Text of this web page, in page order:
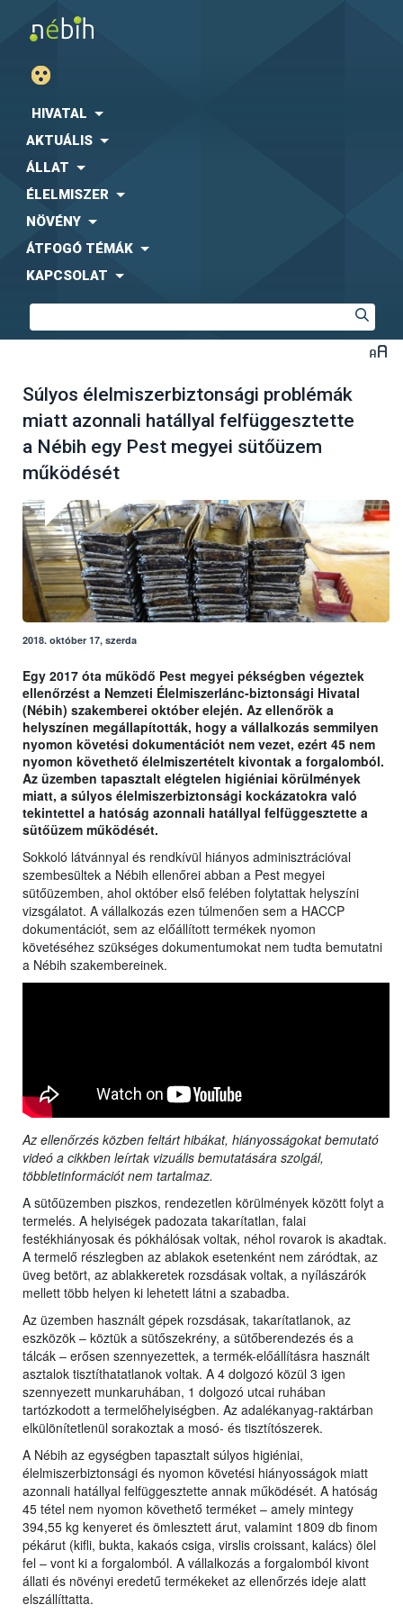
HIVATAL
AKTUÁLIS
ÁLLAT
ÉLELMISZER
NÖVÉNY
ÁTFOGÓ TÉMÁK
KAPCSOLAT
Súlyos élelmiszerbiztonsági problémák
miatt azonnali hatállyal felfüggesztette
a Nébih egy Pest megyei sütőüzem
működését
2018. október 17, szerda
Egy 2017 óta működő Pest megyei pékségben végeztek
ellenőrzést a Nemzeti Élelmiszerlánc-biztonsági Hivatal
(Nébih) szakemberei október elején. Az ellenőrök a
helyszínen megállapították, hogy a vállalkozás semmilyen
nyomon követési dokumentációt nem vezet, ezért 45 nem
nyomon követhető élelmiszertételt kivontak a forgalomból.
Az üzemben tapasztalt elégtelen higiéniai körülmények
miatt, a súlyos élelmiszerbiztonsági kockázatokra való
tekintettel a hatóság azonnali hatállyal felfüggesztette a
sütőüzem működését.
Sokkoló látvánnyal és rendkívül hiányos adminisztrációval
szembesültek a Nébih ellenőrei abban a Pest megyei
sütőüzemben, ahol október első felében folytattak helyszíni
vizsgálatot. A vállalkozás ezen túlmenően sem a HACCP
dokumentációt, sem az előállított termékek nyomon
követéséhez szükséges dokumentumokat nem tudta bemutatni
a Nébih szakembereinek.
Az ellenőrzés közben feltárt hibákat, hiányosságokat bemutató
videó a cikkben leírtak vizuális bemutatására szolgál,
többletinformációt nem tartalmaz.
A sütőüzemben piszkos, rendezetlen körülmények között folyt a
termelés. A helyiségek padozata takarítatlan, falai
festékhiányosak és pókhálósak voltak, néhol rovarok is akadtak.
A termelő részlegben az ablakok esetenként nem záródtak, az
üveg betört, az ablakkeretek rozsdásak voltak, a nyílászárók
mellett több helyen ki lehetett látni a szabadba.
Az üzemben használt gépek rozsdásak, takarítatlanok, az
eszközök – köztük a sütőszekrény, a sütőberendezés és a
tálcák – erősen szennyezettek, a termék-előállításra használt
asztalok tisztíthatatlanok voltak. A 4 dolgozó közül 3 igen
szennyezett munkaruhában, 1 dolgozó utcai ruhában
tartózkodott a termelőhelyiségben. Az adalékanyag-raktárban
elkülönítetlenül sorakoztak a mosó- és tisztítószerek.
A Nébih az egységben tapasztalt súlyos higiéniai,
élelmiszerbiztonsági és nyomon követési hiányosságok miatt
azonnali hatállyal felfüggesztette annak működését. A hatóság
45 tétel nem nyomon követhető terméket – amely mintegy
394,55 kg kenyeret és ömlesztett árut, valamint 1809 db finom
pékárut (kifli, bukta, kakaós csiga, virslis croissant, kalács) ölel
fel – vont ki a forgalomból. A vállalkozás a forgalomból kivont
állati és növényi eredetű termékeket az ellenőrzés ideje alatt
elszállíttatta.